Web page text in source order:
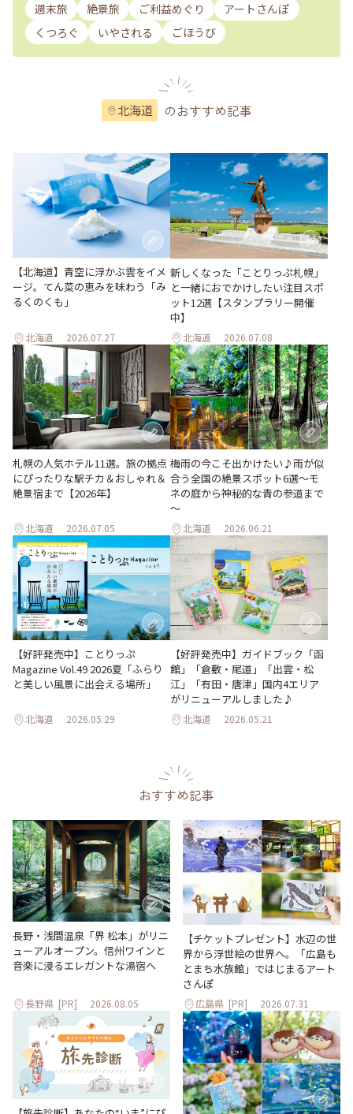
週末旅 絶景旅 ご利益めぐり
アートさんぽ
くつろぐ
いやされる ごほうび
北海道 のおすすめ記事
【北海道】青空に浮かぶ雲をイメ
ージ。てん菜の恵みを味わう「み
るくのくも」
北海道 2026.07.27
新しくなった「ことりっぷ札幌」
と一緒におでかけしたい注目スポ
ット12選【スタンプラリー開催
中】
北海道 2026.07.08
札幌の人気ホテル11選。旅の拠点
にぴったりな駅チカ＆おしゃれ＆
絶景宿まで【2026年】
北海道 2026.07.05
梅雨の今こそ出かけたい♪雨が似
合う全国の絶景スポット6選～モ
ネの庭から神秘的な青の参道まで
～
北海道 2026.06.21
【好評発売中】ことりっぷ
Magazine Vol.49 2026夏「ふらり
と美しい風景に出会える場所」
北海道 2026.05.29
【好評発売中】ガイドブック「函
館」「倉敷・尾道」「出雲・松
江」「有田・唐津」国内4エリア
がリニューアルしました♪
北海道 2026.05.21
おすすめ記事
長野・浅間温泉「界 松本」がリニ
ューアルオープン。信州ワインと
音楽に浸るエレガントな湯宿へ
長野県 [PR] 2026.08.05
【チケットプレゼント】水辺の世
界から浮世絵の世界へ。「広島も
とまち水族館」ではじまるアート
さんぽ
広島県 [PR] 2026.07.31